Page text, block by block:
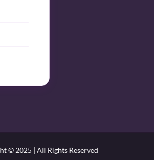
© 2025 | All Rights Reserved